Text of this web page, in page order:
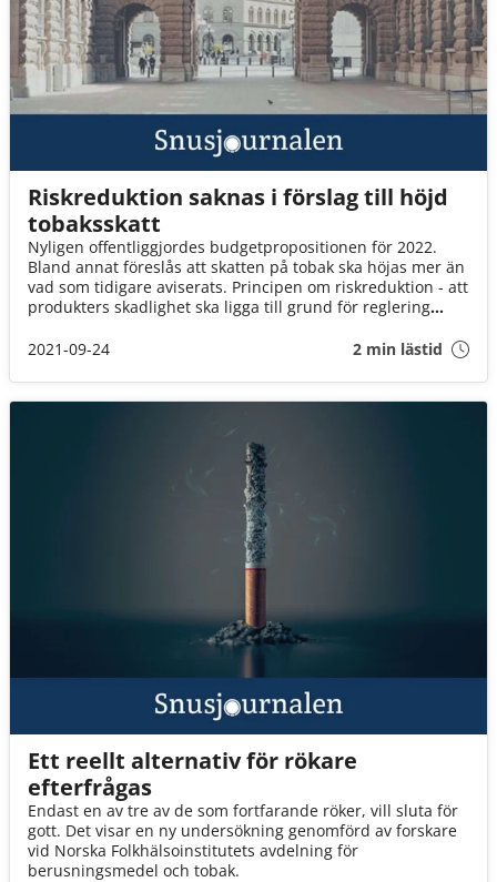
Riskreduktion saknas i förslag till höjd
tobaksskatt
Nyligen offentliggjordes budgetpropositionen för 2022.
Bland annat föreslås att skatten på tobak ska höjas mer än
vad som tidigare aviserats. Principen om riskreduktion - att
produkters skadlighet ska ligga till grund för reglering
2021-09-24
2 min lästid
Ett reellt alternativ för rökare
efterfrågas
Endast en av tre av de som fortfarande röker, vill sluta för
gott. Det visar en ny undersökning genomförd av forskare
vid Norska Folkhälsoinstitutets avdelning för
berusningsmedel och tobak.